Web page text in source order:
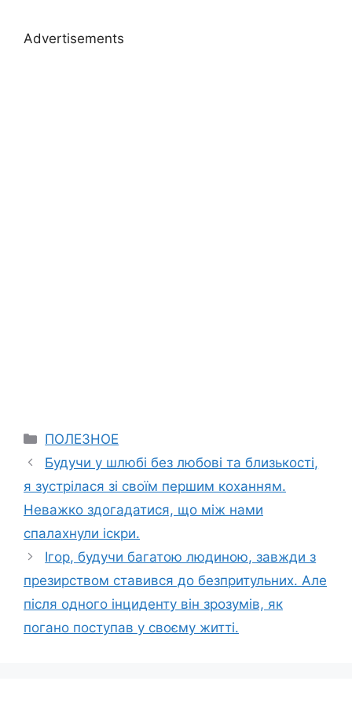
Advertisements
Categories
ПОЛЕЗНОЕ
Будучи у шлюбі без любові та близькості,
я зустрілася зі своїм першим коханням.
Неважко здогадатися, що між нами
спалахнули іскри.
Ігор, будучи багатою людиною, завжди з
презирством ставився до безпритульних. Але
після одного інциденту він зрозумів, як
погано поступав у своєму житті.